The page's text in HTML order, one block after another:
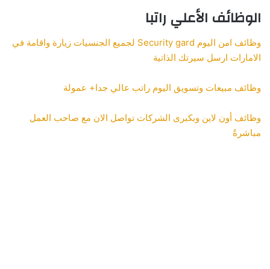
الوظائف الأعلي راتبا
وظائف امن اليوم Security gard لجميع الجنسيات زيارة واقامة في
الامارات ارسل سيرتك الذاتية
وظائف مبيعات وتسويق اليوم راتب عالي جدا+ عمولة
وظائف أون لاين وبكبرى الشركات تواصل الان مع صاحب العمل
مباشرةً